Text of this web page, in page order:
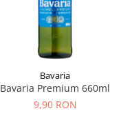
Bavaria
Bavaria Premium 660ml
9,90 RON